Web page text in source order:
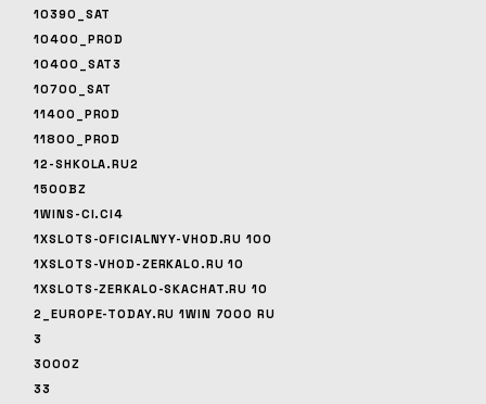
10390_SAT
10400_PROD
10400_SAT3
10700_SAT
11400_PROD
11800_PROD
12-SHKOLA.RU2
1500BZ
1WINS-CI.CI4
1XSLOTS-OFICIALNYY-VHOD.RU 100
1XSLOTS-VHOD-ZERKALO.RU 10
1XSLOTS-ZERKALO-SKACHAT.RU 10
2_EUROPE-TODAY.RU 1WIN 7000 RU
3
3000Z
33